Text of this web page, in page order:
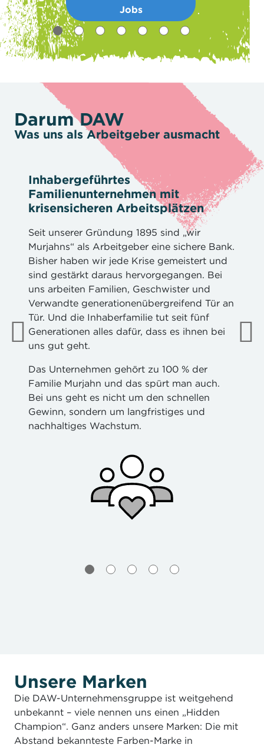
Jobs
Darum DAW
Was uns als Arbeitgeber ausmacht
Inhabergeführtes
Familienunternehmen mit
krisensicheren Arbeitsplätzen
Seit unserer Gründung 1895 sind „wir
Murjahns“ als Arbeitgeber eine sichere Bank.
Bisher haben wir jede Krise gemeistert und
sind gestärkt daraus hervorgegangen. Bei
uns arbeiten Familien, Geschwister und
Verwandte generationenübergreifend Tür an
Tür. Und die Inhaberfamilie tut seit fünf
Generationen alles dafür, dass es ihnen bei
uns gut geht.
Das Unternehmen gehört zu 100 % der
Familie Murjahn und das spürt man auch.
Bei uns geht es nicht um den schnellen
Gewinn, sondern um langfristiges und
nachhaltiges Wachstum.
Unsere Marken
Die DAW-Unternehmensgruppe ist weitgehend
unbekannt – viele nennen uns einen „Hidden
Champion“. Ganz anders unsere Marken: Die mit
Abstand bekannteste Farben-Marke in